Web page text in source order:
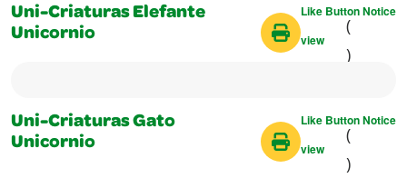
Uni-Criaturas Elefante
Unicornio
Like Button Notice
(
view
)
Uni-Criaturas Gato
Unicornio
Like Button Notice
(
view
)